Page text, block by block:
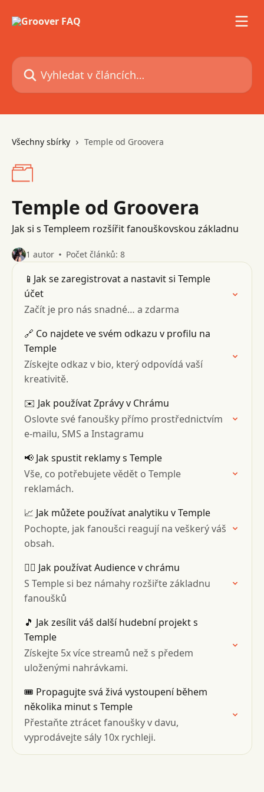
Vyhledat v článcích…
Všechny sbírky Temple od Groovera
Temple od Groovera
Jak si s Templeem rozšířit fanouškovskou základnu
1 autor Počet článků: 8
📱Jak se zaregistrovat a nastavit si Temple
účet
Začít je pro nás snadné… a zdarma
🔗 Co najdete ve svém odkazu v profilu na
Temple
Získejte odkaz v bio, který odpovídá vaší
kreativitě.
✉️ Jak používat Zprávy v Chrámu
Oslovte své fanoušky přímo prostřednictvím
e-mailu, SMS a Instagramu
📢 Jak spustit reklamy s Temple
Vše, co potřebujete vědět o Temple
reklamách.
📈 Jak můžete používat analytiku v Temple
Pochopte, jak fanoušci reagují na veškerý váš
obsah.
👯‍♂️ Jak používat Audience v chrámu
S Temple si bez námahy rozšiřte základnu
fanoušků
🎵 Jak zesílit váš další hudební projekt s
Temple
Získejte 5x více streamů než s předem
uloženými nahrávkami.
🎟 Propagujte svá živá vystoupení během
několika minut s Temple
Přestaňte ztrácet fanoušky v davu,
vyprodávejte sály 10x rychleji.